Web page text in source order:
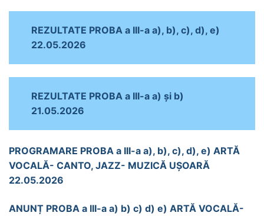
REZULTATE PROBA a III-a a), b), c), d), e)
22.05.2026
REZULTATE PROBA a III-a a) și b)
21.05.2026
PROGRAMARE PROBA a III-a a), b), c), d), e) ARTĂ
VOCALĂ- CANTO, JAZZ- MUZICĂ UȘOARĂ
22.05.2026
ANUNȚ PROBA a III-a a) b) c) d) e) ARTĂ VOCALĂ-